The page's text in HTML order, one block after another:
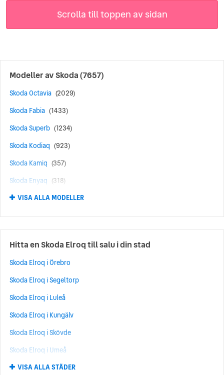
Scrolla till toppen av sidan
Modeller avSkoda(7657)
Skoda Octavia (2029)
Skoda Fabia (1433)
Skoda Superb (1234)
Skoda Kodiaq (923)
Skoda Kamiq (357)
Skoda Enyaq (318)
Skoda Yeti (247)
Skoda Karoq (246)
Skoda Enyaq iV (195)
Skoda Elroq (144)
Skoda Rapid (124)
Skoda Octavia Scout (99)
Skoda Epiq (83)
Skoda Scala (74)
Skoda Peaq (69)
Skoda Roomster (54)
VISA ALLA MODELLER
Hitta en Skoda Elroq till salu i din stad
Skoda Elroq i Örebro
Skoda Elroq i Segeltorp
Skoda Elroq i Luleå
Skoda Elroq i Kungälv
Skoda Elroq i Skövde
Skoda Elroq i Umeå
Skoda Elroq i Norrköping
VISA ALLA STÄDER